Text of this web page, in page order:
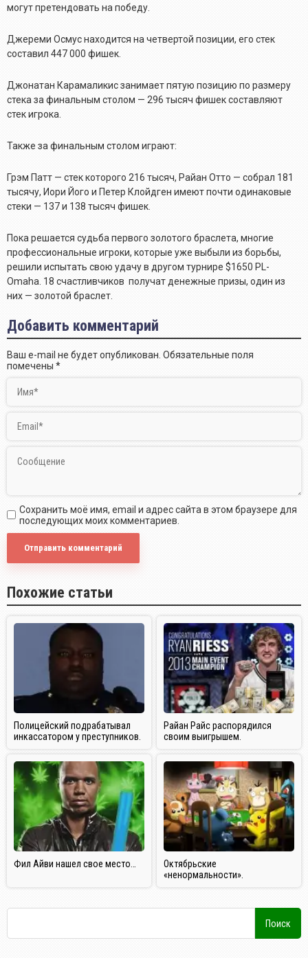
могут претендовать на победу.
Джереми Осмус находится на четвертой позиции, его стек
составил 447 000 фишек.
Джонатан Карамаликис занимает пятую позицию по размеру
стека за финальным столом — 296 тысяч фишек составляют
стек игрока.
Также за финальным столом играют:
Грэм Патт — стек которого 216 тысяч, Райан Отто — собрал 181
тысячу, Иори Його и Петер Клойдген имеют почти одинаковые
стеки — 137 и 138 тысяч фишек.
Пока решается судьба первого золотого браслета, многие
профессиональные игроки, которые уже выбыли из борьбы,
решили испытать свою удачу в другом турнире $1650 PL-
Omaha. 18 счастливчиков получат денежные призы, один из
них — золотой браслет.
Добавить комментарий
Ваш e-mail не будет опубликован. Обязательные поля
помечены *
Сохранить моё имя, email и адрес сайта в этом браузере для
последующих моих комментариев.
Похожие статьи
Полицейский подрабатывал
инкассатором у преступников.
Райан Райс распорядился
своим выигрышем.
Фил Айви нашел свое место…
Октябрьские
«ненормальности».